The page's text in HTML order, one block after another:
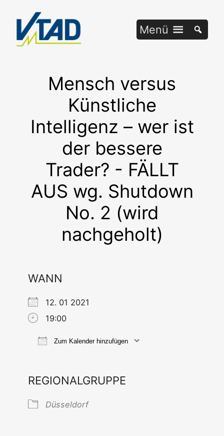
springen
Menü
Mensch versus
Künstliche
Intelligenz – wer ist
der bessere
Trader? - FÄLLT
AUS wg. Shutdown
No. 2 (wird
nachgeholt)
WANN
12. 01 2021
19:00
Zum Kalender hinzufügen
REGIONALGRUPPE
Düs­sel­dorf